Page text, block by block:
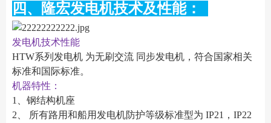
四、隆宏发电机技术及性能：
发电机技术性能
HTW系列发电机 为无刷交流 同步发电机，符合国家相关
标准和国际标准。
机器特性：
1、钢结构机座
2、 所有路用和船用发电机防护等级标准型为 IP21，IP22